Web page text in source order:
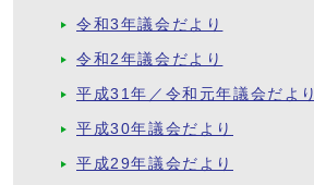
令和3年議会だより
令和2年議会だより
平成31年／令和元年議会だより
平成30年議会だより
平成29年議会だより